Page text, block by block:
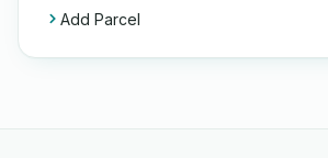
Add Parcel